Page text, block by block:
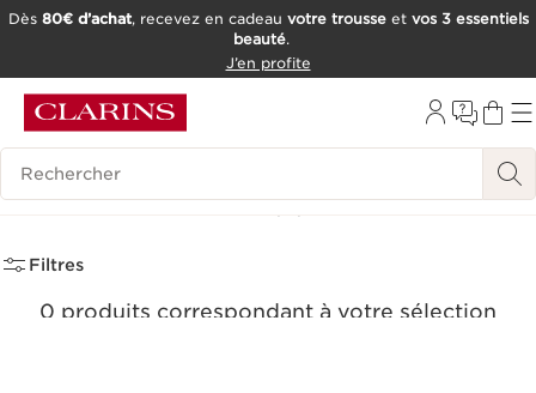
OUTIL D'ACCESSIBILITÉ
Dès 80€ d’achat, recevez en cadeau votre trousseet vos 3 essentiels
beauté.
J’en profite
Historique des recherches
Eau Ensoleillante (0)
Filtres
0 produits correspondant à votre sélection